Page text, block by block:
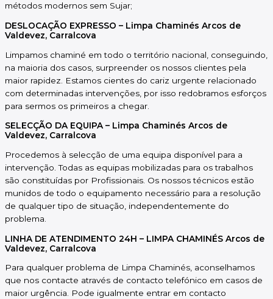
métodos modernos sem Sujar;
DESLOCAÇÃO EXPRESSO – Limpa Chaminés Arcos de
Valdevez, Carralcova
Limpamos chaminé em todo o território nacional, conseguindo,
na maioria dos casos, surpreender os nossos clientes pela
maior rapidez. Estamos cientes do cariz urgente relacionado
com determinadas intervenções, por isso redobramos esforços
para sermos os primeiros a chegar.
SELECÇÃO DA EQUIPA – Limpa Chaminés Arcos de
Valdevez, Carralcova
Procedemos à selecção de uma equipa disponível para a
intervenção. Todas as equipas mobilizadas para os trabalhos
são constituídas por Profissionais. Os nossos técnicos estão
munidos de todo o equipamento necessário para a resolução
de qualquer tipo de situação, independentemente do
problema.
LINHA DE ATENDIMENTO 24H – LIMPA CHAMINÉS Arcos de
Valdevez, Carralcova
Para qualquer problema de Limpa Chaminés, aconselhamos
que nos contacte através de contacto telefónico em casos de
maior urgência. Pode igualmente entrar em contacto